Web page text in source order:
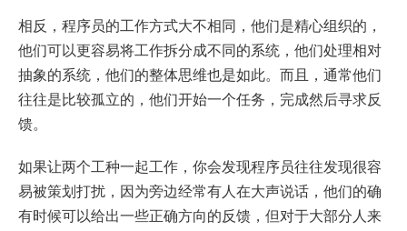
相反，程序员的工作方式大不相同，他们是精心组织的，
他们可以更容易将工作拆分成不同的系统，他们处理相对
抽象的系统，他们的整体思维也是如此。而且，通常他们
往往是比较孤立的，他们开始一个任务，完成然后寻求反
馈。
如果让两个工种一起工作，你会发现程序员往往发现很容
易被策划打扰，因为旁边经常有人在大声说话，他们的确
有时候可以给出一些正确方向的反馈，但对于大部分人来